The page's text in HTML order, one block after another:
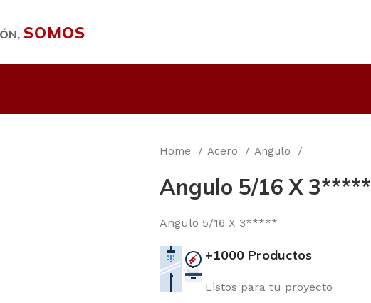
SOMOS
Home Acero Angulo
Angulo 5/16 X 3*****
Angulo 5/16 X 3*****
+1000 Productos
Listos para tu proyecto